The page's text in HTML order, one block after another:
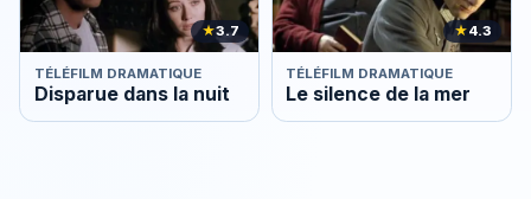
★3.7
TÉLÉFILM DRAMATIQUE
Disparue dans la nuit
★4.3
TÉLÉFILM DRAMATIQUE
Le silence de la mer